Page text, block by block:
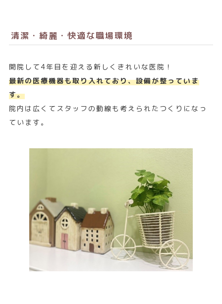
清潔・綺麗・快適な職場環境
開院して4年目を迎える新しくきれいな医院！
最新の医療機器も取り入れており、設備が整っていま
す。
院内は広くてスタッフの動線も考えられたつくりになっ
ています。